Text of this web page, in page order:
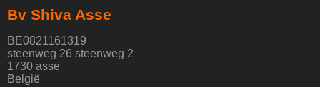
Bv Shiva Asse
BE0821161319
steenweg 26 steenweg 2
1730 asse
België